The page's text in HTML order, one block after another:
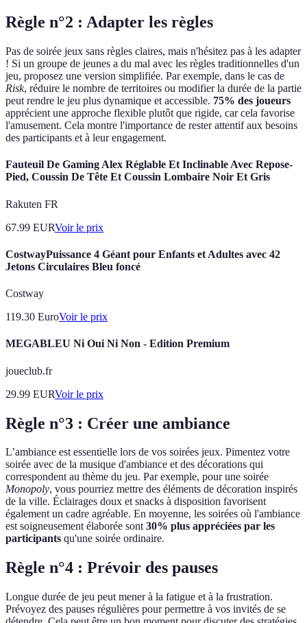
Règle n°2 : Adapter les règles
Pas de soirée jeux sans règles claires, mais n'hésitez pas à les adapter
! Si un groupe de jeunes a du mal avec les règles traditionnelles d'un
jeu, proposez une version simplifiée. Par exemple, dans le cas de
Risk, réduire le nombre de territoires ou modifier la durée de la partie
peut rendre le jeu plus dynamique et accessible. 75% des joueurs
apprécient une approche flexible plutôt que rigide, car cela favorise
l'amusement. Cela montre l'importance de rester attentif aux besoins
des participants et à leur engagement.
Fauteuil De Gaming Alex Réglable Et Inclinable Avec Repose-
Pied, Coussin De Tête Et Coussin Lombaire Noir Et Gris
Rakuten FR
67.99 EURVoir le prix
CostwayPuissance 4 Géant pour Enfants et Adultes avec 42
Jetons Circulaires Bleu foncé
Costway
119.30 EuroVoir le prix
MEGABLEU Ni Oui Ni Non - Edition Premium
joueclub.fr
29.99 EURVoir le prix
Règle n°3 : Créer une ambiance
L’ambiance est essentielle lors de vos soirées jeux. Pimentez votre
soirée avec de la musique d'ambiance et des décorations qui
correspondent au thème du jeu. Par exemple, pour une soirée
Monopoly, vous pourriez mettre des éléments de décoration inspirés
de la ville. Éclairages doux et snacks à disposition favorisent
également un cadre agréable. En moyenne, les soirées où l'ambiance
est soigneusement élaborée sont30% plus appréciées par les
participants qu'une soirée ordinaire.
Règle n°4 : Prévoir des pauses
Longue durée de jeu peut mener à la fatigue et à la frustration.
Prévoyez des pauses régulières pour permettre à vos invités de se